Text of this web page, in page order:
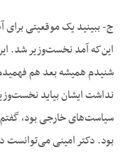
ج- ببینید یک موقعیتی برای
این‌که آمد نخست‌وزیر شد.
شنیدم همیشه بعد هم
نداشت ایشان بیاید
سیاست‌های خارجی بود، گفتم
بود. دکتر امینی می‌توانست